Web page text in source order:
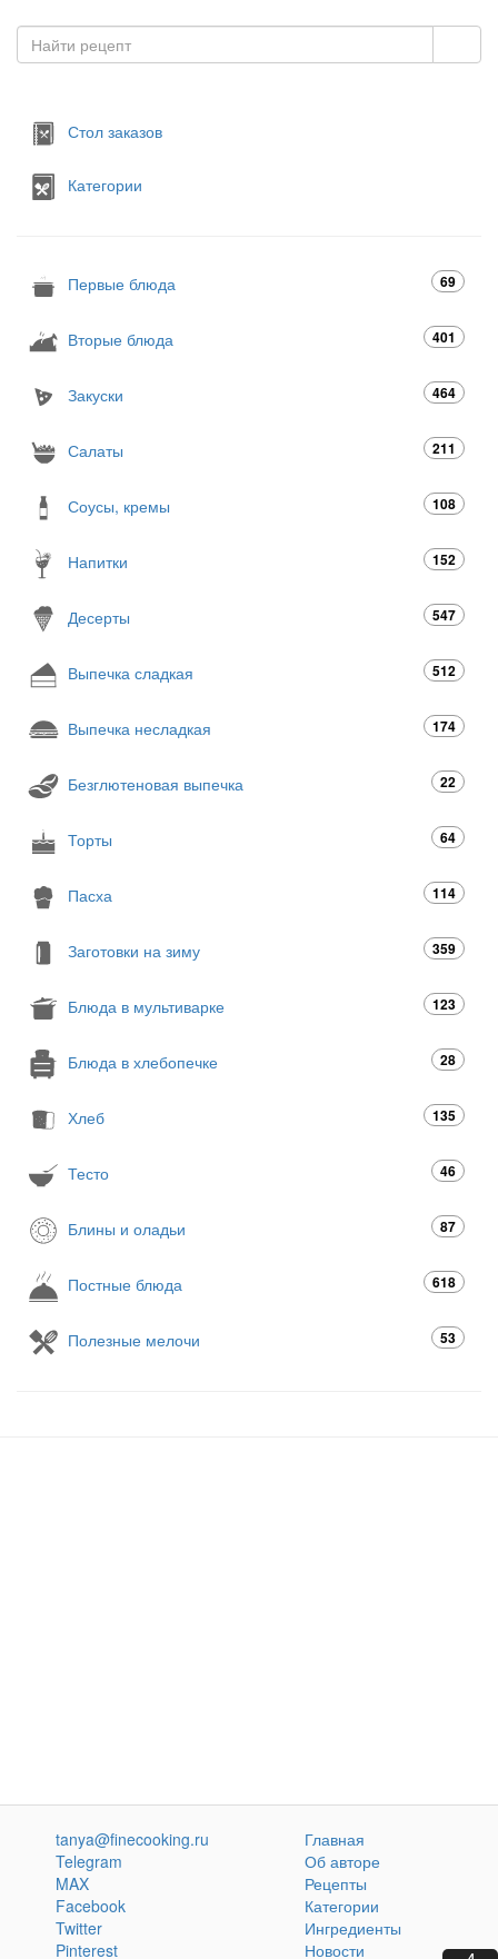
Стол заказов
Категории
Первые блюда 69
Вторые блюда 401
Закуски 464
Салаты 211
Соусы, кремы 108
Напитки 152
Десерты 547
Выпечка сладкая 512
Выпечка несладкая 174
Безглютеновая выпечка 22
Торты 64
Пасха 114
Заготовки на зиму 359
Блюда в мультиварке 123
Блюда в хлебопечке 28
Хлеб 135
Тесто 46
Блины и оладьи 87
Постные блюда 618
Полезные мелочи 53
tanya@finecooking.ru
Telegram
MAX
Facebook
Twitter
Pinterest
Главная
Об авторе
Рецепты
Категории
Ингредиенты
Новости